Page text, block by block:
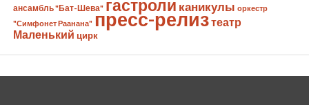
ансамбль "Бат-Шева" гастроли каникулы оркестр
"Симфонет Раанана" пресс-релизтеатр
Маленький цирк